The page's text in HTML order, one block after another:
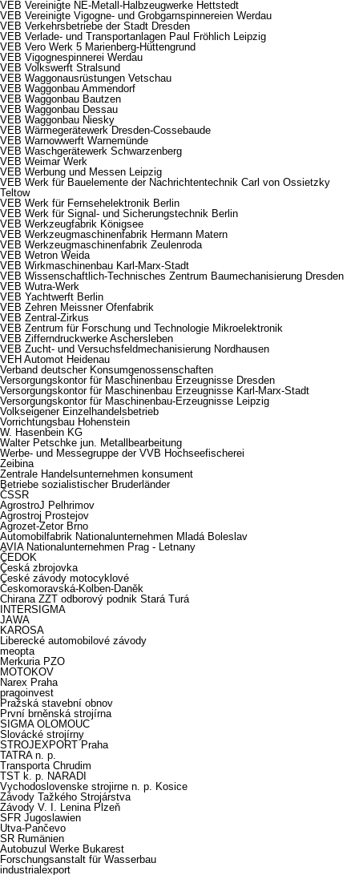
VEB Vereinigte NE-Metall-Halbzeugwerke Hettstedt
VEB Vereinigte Vigogne- und Grobgarnspinnereien Werdau
VEB Verkehrsbetriebe der Stadt Dresden
VEB Verlade- und Transportanlagen Paul Fröhlich Leipzig
VEB Vero Werk 5 Marienberg-Hüttengrund
VEB Vigognespinnerei Werdau
VEB Volkswerft Stralsund
VEB Waggonausrüstungen Vetschau
VEB Waggonbau Ammendorf
VEB Waggonbau Bautzen
VEB Waggonbau Dessau
VEB Waggonbau Niesky
VEB Wärmegerätewerk Dresden-Cossebaude
VEB Warnowwerft Warnemünde
VEB Waschgerätewerk Schwarzenberg
VEB Weimar Werk
VEB Werbung und Messen Leipzig
VEB Werk für Bauelemente der Nachrichtentechnik Carl von Ossietzky
Teltow
VEB Werk für Fernsehelektronik Berlin
VEB Werk für Signal- und Sicherungstechnik Berlin
VEB Werkzeugfabrik Königsee
VEB Werkzeugmaschinenfabrik Hermann Matern
VEB Werkzeugmaschinenfabrik Zeulenroda
VEB Wetron Weida
VEB Wirkmaschinenbau Karl-Marx-Stadt
VEB Wissenschaftlich-Technisches Zentrum Baumechanisierung Dresden
VEB Wutra-Werk
VEB Yachtwerft Berlin
VEB Zehren Meissner Ofenfabrik
VEB Zentral-Zirkus
VEB Zentrum für Forschung und Technologie Mikroelektronik
VEB Zifferndruckwerke Aschersleben
VEB Zucht- und Versuchsfeldmechanisierung Nordhausen
VEH Automot Heidenau
Verband deutscher Konsumgenossenschaften
Versorgungskontor für Maschinenbau Erzeugnisse Dresden
Versorgungskontor für Maschinenbau Erzeugnisse Karl-Marx-Stadt
Versorgungskontor für Maschinenbau-Erzeugnisse Leipzig
Volkseigener Einzelhandelsbetrieb
Vorrichtungsbau Hohenstein
W. Hasenbein KG
Walter Petschke jun. Metallbearbeitung
Werbe- und Messegruppe der VVB Hochseefischerei
Zeibina
Zentrale Handelsunternehmen konsument
Betriebe sozialistischer Bruderländer
ČSSR
AgrostroJ Pelhrimov
Agrostroj Prostejov
Agrozet-Zetor Brno
Automobilfabrik Nationalunternehmen Mladá Boleslav
AVIA Nationalunternehmen Prag - Letnany
ČEDOK
Česká zbrojovka
České závody motocyklové
Českomoravská-Kolben-Daněk
Chirana ZZT odborový podnik Stará Turá
INTERSIGMA
JAWA
KAROSA
Liberecké automobilové závody
meopta
Merkuria PZO
MOTOKOV
Narex Praha
pragoinvest
Pražská stavební obnov
První brněnská strojírna
SIGMA OLOMOUC
Slovácké strojírny
STROJEXPORT Praha
TATRA n. p.
Transporta Chrudim
TST k. p. NARADI
Vychodoslovenske strojirne n. p. Kosice
Závody Tažkého Strojárstva
Závody V. I. Lenina Plzeň
SFR Jugoslawien
Utva-Pančevo
SR Rumänien
Autobuzul Werke Bukarest
Forschungsanstalt für Wasserbau
industrialexport